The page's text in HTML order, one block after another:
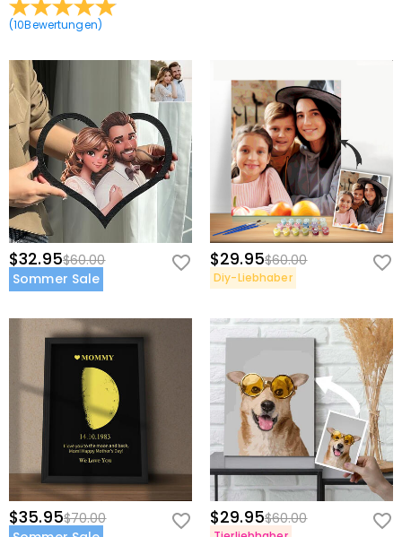
(10Bewertungen)
$32.95$60.00
Sommer Sale
$29.95$60.00
Diy-Liebhaber
$35.95$70.00
$29.95$60.00